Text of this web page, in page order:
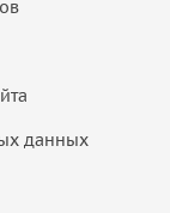
данных